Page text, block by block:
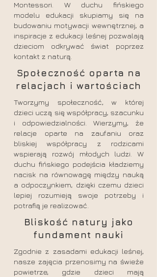
Montessori. W duchu fińskiego
modelu edukacji skupiamy się na
budowaniu motywacji wewnętrznej, a
inspiracje z edukacji leśnej pozwalają
dzieciom odkrywać świat poprzez
kontakt z naturą.
Społeczność oparta na
relacjach i wartościach
Tworzymy społeczność, w której
dzieci uczą się współpracy, szacunku
i odpowiedzialności. Wierzymy, że
relacje oparte na zaufaniu oraz
bliskiej współpracy z rodzicami
wspierają rozwój młodych ludzi. W
duchu fińskiego podejścia kładziemy
nacisk na równowagę między nauką
a odpoczynkiem, dzięki czemu dzieci
lepiej rozumieją swoje potrzeby i
potrafią je realizować.
Bliskość natury jako
fundament nauki
Zgodnie z zasadami edukacji leśnej,
nasze zajęcia przenosimy na świeże
powietrze, gdzie dzieci mają